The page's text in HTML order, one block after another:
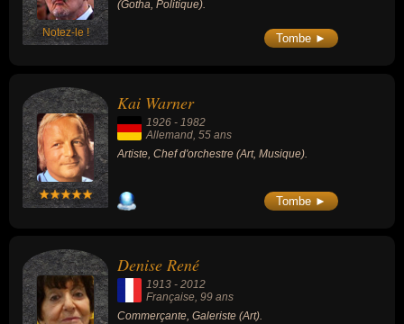
Notez-le !
(Gotha, Politique).
Tombe ►
Kai Warner
1926 - 1982
Allemand, 55 ans
Artiste, Chef d'orchestre (Art, Musique).
Tombe ►
Denise René
1913 - 2012
Française, 99 ans
Commerçante, Galeriste (Art).